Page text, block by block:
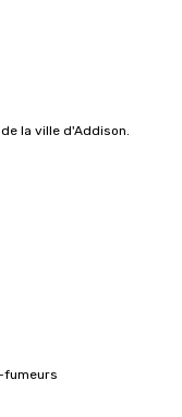
la ville d'Addison.
fumeurs